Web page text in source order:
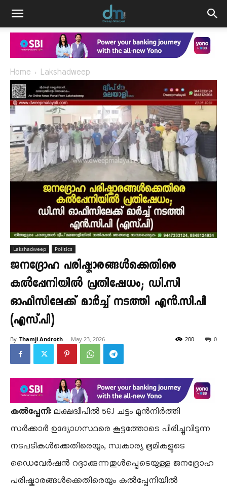
Home Lakshadweep
Lakshadweep Politics
ജനദ്രോഹ പരിഷ്കാരങ്ങൾക്കെതിരെ
കൽപ്പേനിയിൽ പ്രതിഷേധം; ഡി.സി
ഓഫീസിലേക്ക് മാർച്ച്‌ നടത്തി എൻ.സി.പി
(എസ്.പി)
By Thamji Androth - May 23, 2026 0
200
കൽപ്പേനി:ലക്ഷദ്വീപിൽ 56J ചട്ടം മുൻനിർത്തി
സർക്കാർ ഉദ്യോഗസ്ഥരെ കൂട്ടത്തോടെ പിരിച്ചുവിടുന്ന
നടപടികൾക്കെതിരെയും, സ്വകാര്യ ഭൂമികളുടെ
ഡൈവേർഷൻ റദ്ദാക്കുന്നതുൾപ്പെടെയുള്ള ജനദ്രോഹ
പരിഷ്കാരങ്ങൾക്കെതിരെയും കൽപ്പേനിയിൽ